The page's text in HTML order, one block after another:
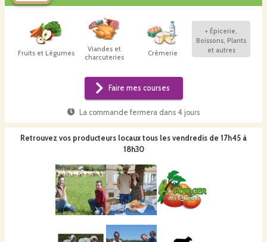
Fruits et Légumes
Viandes et
charcuteries
Crèmerie
+ Épicerie,
Boissons, Plants
et autres
Faire mes courses
La commande fermera dans4 jours
Retrouvez vos producteurs locaux tous les vendredis de 17h45 à
18h30